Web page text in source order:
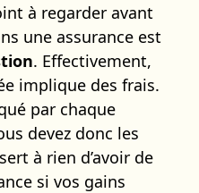
à regarder avant
une assurance est
. Effectivement,
implique des frais.
par chaque
devez donc les
à rien d’avoir de
si vos gains